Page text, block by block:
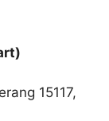
15117,